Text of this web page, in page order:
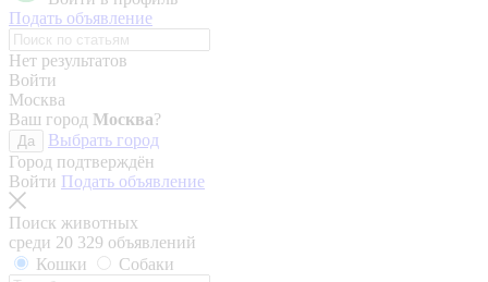
Подать объявление
Нет результатов
Войти
Москва
Ваш город Москва?
Да
Выбрать город
Город подтверждён
Войти Подать объявление
Поиск животных
среди 20 329 объявлений
Кошки
Собаки